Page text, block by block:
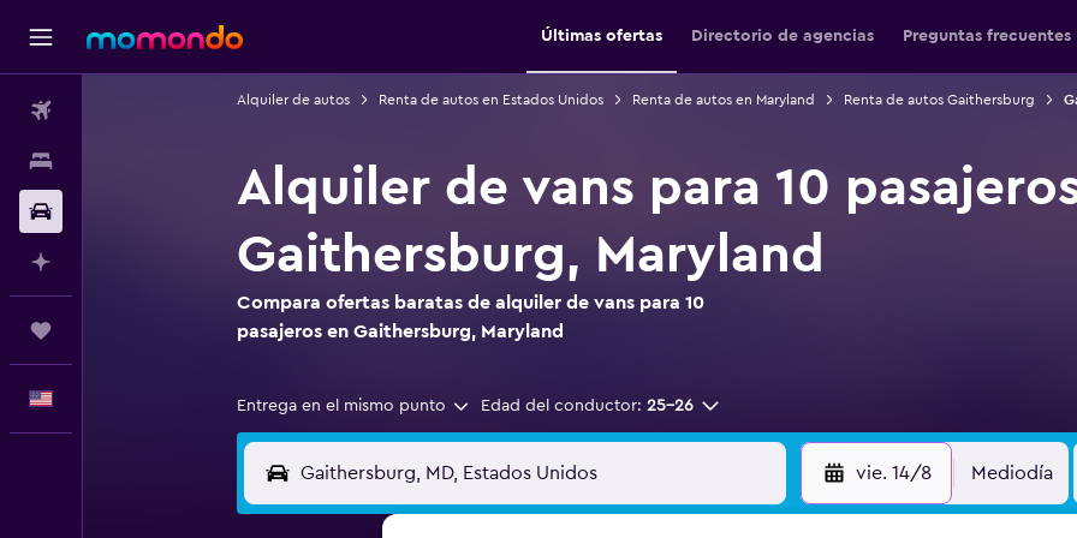
Últimas ofertas Directorio de agencias Preguntas frecuentes
Alquiler de autos Renta de autos en Estados Unidos Renta de autos en Maryland Renta de autos Gaithersburg
Alquiler de vans para 10
Gaithersburg, Maryland
Compara ofertas baratas de alquiler de vans para 10
pasajeros en Gaithersburg, Maryland
Entrega en el mismo punto Edad del conductor: 25-26
vie. 14/8 Mediodía